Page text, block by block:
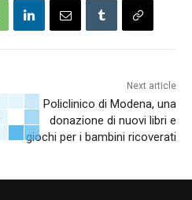
Next article
Policlinico di Modena, una
donazione di nuovi libri e
giochi per i bambini ricoverati